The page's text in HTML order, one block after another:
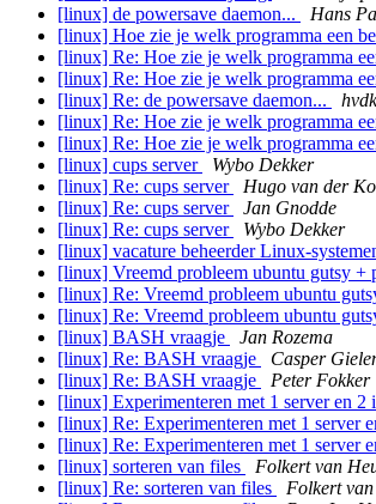
[linux] de powersave daemon...
Hans
[linux] Hoe zie je welk programma een
[linux] Re: Hoe zie je welk programma
[linux] Re: Hoe zie je welk programma
[linux] Re: de powersave daemon...
[linux] Re: Hoe zie je welk programma
[linux] Re: Hoe zie je welk programma
[linux] cups server
Wybo Dekker
[linux] Re: cups server
Hugo van der
[linux] Re: cups server
Jan Gnodde
[linux] Re: cups server
Wybo Dekker
[linux] vacature beheerder Linux-
[linux] Vreemd probleem ubuntu gutsy +
[linux] Re: Vreemd probleem ubuntu
[linux] Re: Vreemd probleem ubuntu
[linux] BASH vraagje
Jan Rozema
[linux] Re: BASH vraagje
Casper
[linux] Re: BASH vraagje
Peter Fokker
[linux] Experimenteren met 1 server en 2
[linux] Re: Experimenteren met 1 server
[linux] Re: Experimenteren met 1 server
[linux] sorteren van files
Folkert van
[linux] Re: sorteren van files
Folkert